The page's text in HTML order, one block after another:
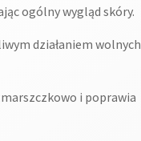
ogólny wygląd skóry.
działaniem wolnych
i poprawia